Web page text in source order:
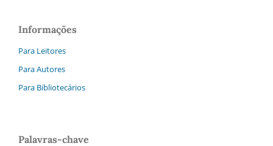
Informações
Para Leitores
Para Autores
Para Bibliotecários
Palavras-chave